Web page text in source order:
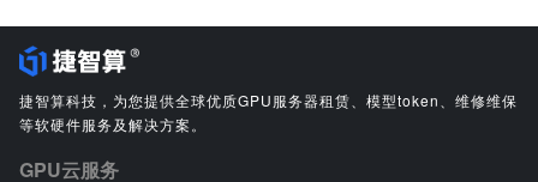
捷智算科技，为您提供全球优质GPU服务器租赁、模型token、维修维保
等软硬件服务及解决方案。
GPU云服务